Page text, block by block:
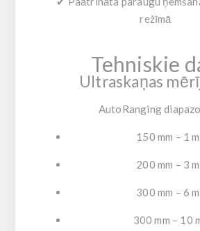
režīmā
Tehniskie
Ultraskaņas
AutoRanging
150 mm – 1 m
200 mm – 3 m
300 mm – 6 m
300 mm – 10